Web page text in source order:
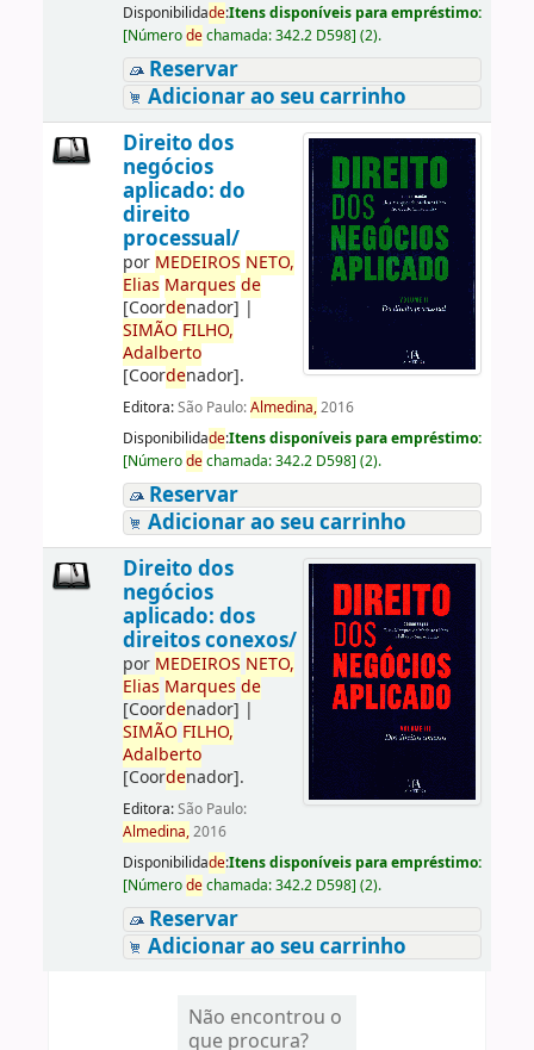
Disponibilidade:Itens disponíveis para empréstimo:
[Númerodechamada:342.2 D598] (2).
Reservar
Adicionar ao seu carrinho
Direito dos
negócios
aplicado: do
direito
processual/
por MEDEIROS NETO,
Elias Marques de
[Coordenador] |
SIMÃO FILHO,
Adalberto
[Coordenador].
Editora:São Paulo:Almedina,2016
Disponibilidade:Itens disponíveis para empréstimo:
[Númerodechamada:342.2 D598] (2).
Reservar
Adicionar ao seu carrinho
Direito dos
negócios
aplicado: dos
direitos conexos/
por MEDEIROS NETO,
Elias Marques de
[Coordenador] |
SIMÃO FILHO,
Adalberto
[Coordenador].
Editora:São Paulo:
Almedina,2016
Disponibilidade:Itens disponíveis para empréstimo:
[Númerodechamada:342.2 D598] (2).
Reservar
Adicionar ao seu carrinho
Não encontrou o
que procura?